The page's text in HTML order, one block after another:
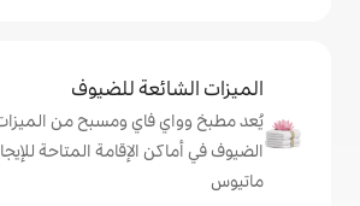
ومسبح من الميزات المفضّلة لدى
المتاحة للإيجار في مدينة لوبيز